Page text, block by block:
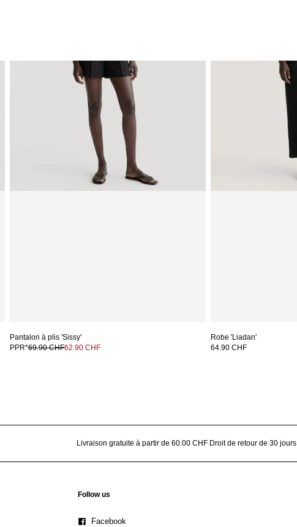
Pantalon à plis 'Sissy'
PPR*69.90 CHF62.90 CHF
Robe 'Liadan'
64.90 CHF
Livraison gratuite à partir de 60.00 CHF Droit de retour de 30 jours
Follow us
Facebook